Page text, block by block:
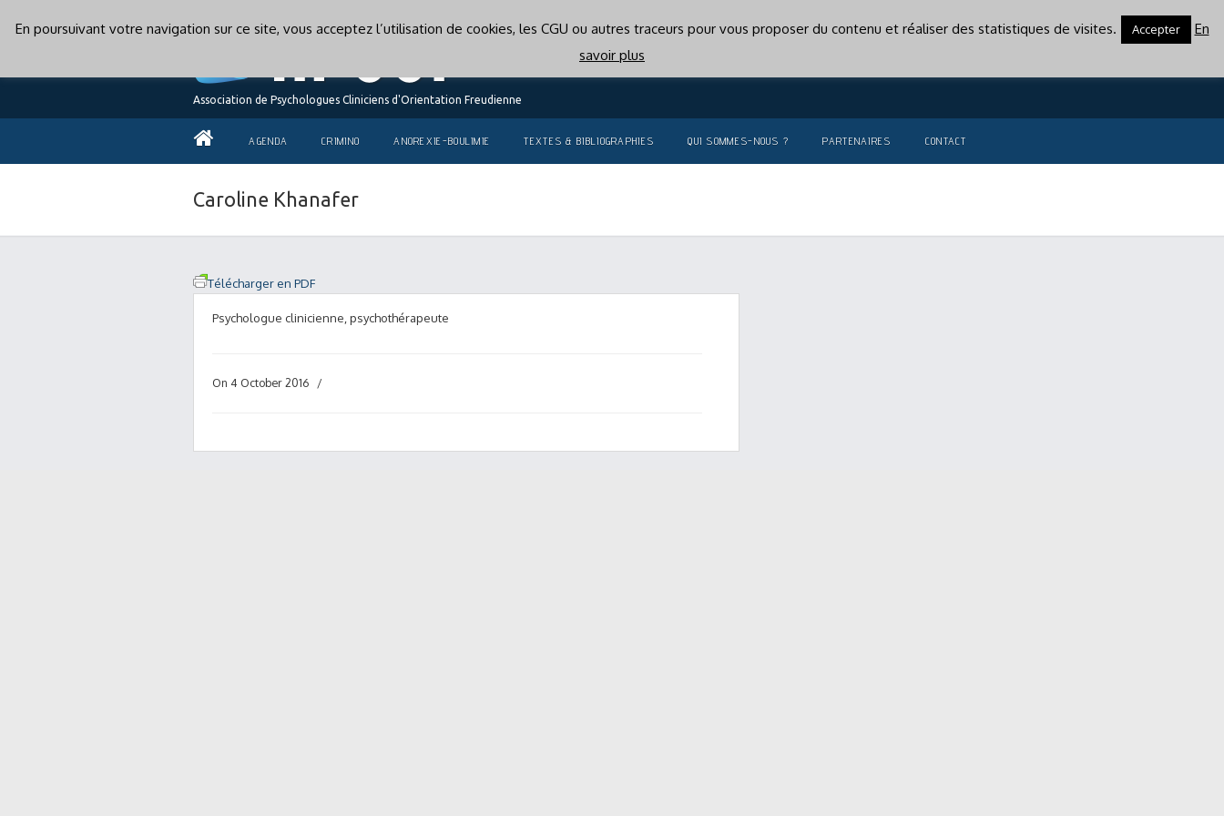
Association de Psychologues Cliniciens d'Orientation Freudienne
AGENDA CRIMINO ANOREXIE-BOULIMIE TEXTES & BIBLIOGRAPHIES QUI SOMMES-NOUS ? PARTENAIRES CONTACT
Caroline Khanafer
Télécharger en PDF
Psychologue clinicienne, psychothérapeute
On 4 October 2016 /
En poursuivant votre navigation sur ce site, vous acceptez l’utilisation de cookies, les CGU ou autres traceurs pour vous proposer du contenu et réaliser des statistiques de visites. Accepter
En
savoir plus